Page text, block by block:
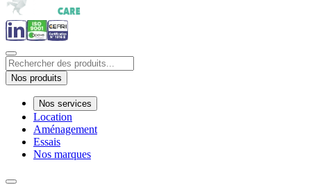
Nos produits
Nos services
Location
Aménagement
Essais
Nos marques